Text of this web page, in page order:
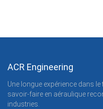
ACR Engineering
Une longue expérience dans
savoir-faire en aéraulique
industries.